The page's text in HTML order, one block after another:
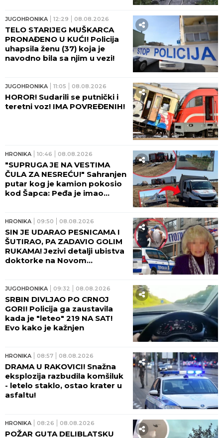
JUGOHRONIKA 12:29 08.08.2026
TELO STARIJEG MUŠKARCA
PRONAĐENO U KUĆI! Policija
uhapsila ženu (37) koja je
navodno bila sa njim u vezi!
JUGOHRONIKA 11:05 08.08.2026
HOROR! Sudarili se putnički i
teretni voz! IMA POVREĐENIH!
HRONIKA 10:46 08.08.2026
"SUPRUGA JE NA VESTIMA
ČULA ZA NESREĆU!" Sahranjen
putar kog je kamion pokosio
kod Šapca: Peđa je imao
HRONIKA 09:50 08.08.2026
SIN JE UDARAO PESNICAMA I
ŠUTIRAO, PA ZADAVIO GOLIM
RUKAMA! Jezivi detalji ubistva
doktorke na Novom
PAMTE!
JUGOHRONIKA 09:32 08.08.2026
SRBIN DIVLJAO PO CRNOJ
GORI! Policija ga zaustavila
kada je "leteo" 219 NA SAT!
Evo kako je kažnjen
HRONIKA 08:57 08.08.2026
DRAMA U RAKOVICI! Snažna
eksplozija razbudila komšiluk
- letelo staklo, ostao krater u
asfaltu!
HRONIKA 08:26 08.08.2026
POŽAR GUTA DELIBLATSKU